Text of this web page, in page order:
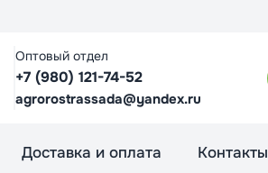
Оптовый отдел
+7 (980) 121-74-52
agrorostrassada@yandex.ru
Доставка и оплата Контакты